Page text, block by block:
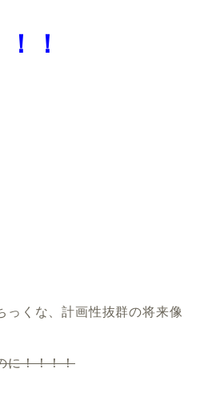
！
っくな、計画性抜群の将来像
に！！！！